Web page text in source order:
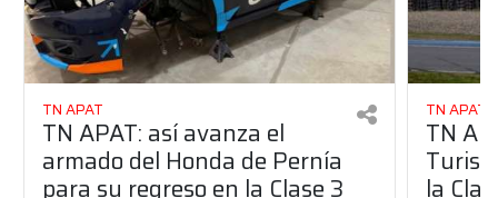
TN APAT
TN APAT: así avanza el
armado del Honda de Pernía
para su regreso en la Clase 3
TN APAT
TN
la